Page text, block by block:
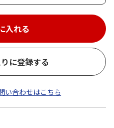
に登録する
い合わせはこちら